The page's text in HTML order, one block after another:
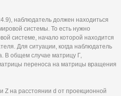
наблюдатель должен находиться
системы. То есть нужно
системе, начало которой находится
Для ситуации, когда наблюдатель
В общем случае матрицу Г,
переноса на матрицы вращения
Z на расстоянии d от проекционной